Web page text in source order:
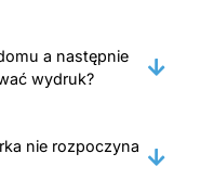
a następnie
wydruk?
nie rozpoczyna